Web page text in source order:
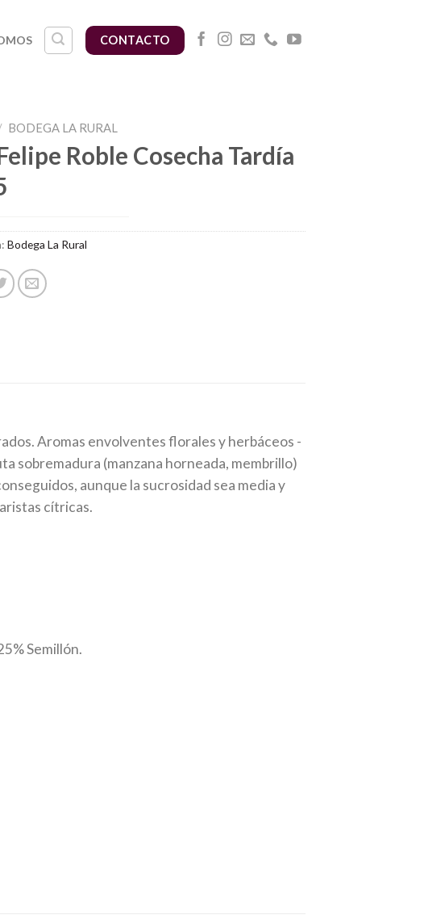
CONTACTO
BODEGA LA RURAL
Roble Cosecha Tardía
Bodega La Rural
Aromas envolventes florales y herbáceos -
sobremadura (manzana horneada, membrillo)
aunque la sucrosidad sea media y
cítricas.
Semillón.